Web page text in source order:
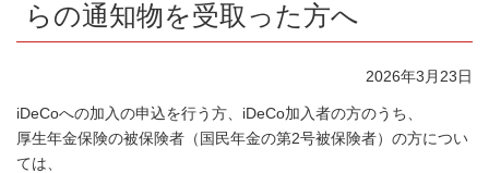
らの通知物を受取った方へ
2026年3月23日
iDeCoへの加入の申込を行う方、iDeCo加入者の方のうち、
厚生年金保険の被保険者（国民年金の第2号被保険者）の方につい
ては、